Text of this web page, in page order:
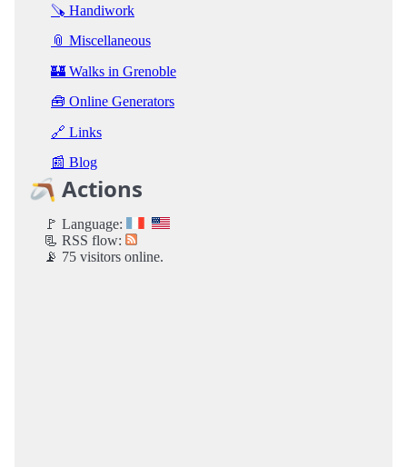
🪚 Handiwork
📎 Miscellaneous
🏰 Walks in Grenoble
🧰 Online Generators
🔗 Links
📰 Blog
🪃 Actions
🚩 Language:
📃 RSS flow:
📡 75 visitors online.